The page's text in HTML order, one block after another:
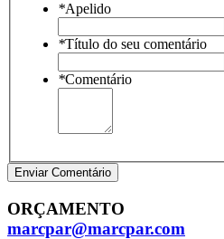
*Apelido
*Título do seu comentário
*Comentário
Enviar Comentário
ORÇAMENTO
marcpar@marcpar.com